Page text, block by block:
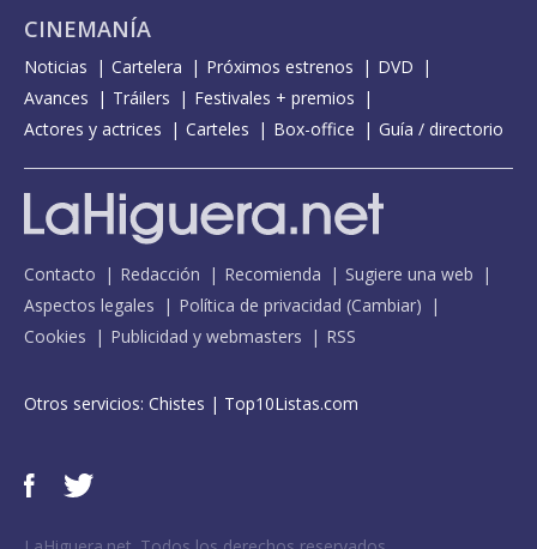
CINEMANÍA
Noticias Cartelera Próximos estrenos
DVD
Avances
Tráilers
Festivales + premios
Actores y actrices
Carteles Box-office Guía / directorio
Contacto Redacción Recomienda
Sugiere una web
Aspectos legales
Política de privacidad (Cambiar)
Cookies
Publicidad y webmasters RSS
Otros servicios: Chistes | Top10Listas.com